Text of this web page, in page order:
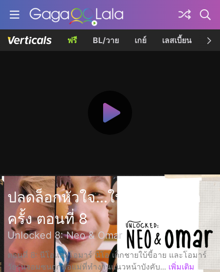
ฟรี BL/วาย เกย์ เลสเบี้ยน เค
ปลดล็อกหัวใจ...ให้รักใครได้อีก
ครั้ง ตอนที่ 8
Unlocked 8: Neo & Omar
ตอนที่ 8: นีโอและโอมาร์ นีโอ เด็กชายใบ้ขี้อาย และโอมาร์
วัยรุ่นจอมซนถูกพ่อแม่ที่ทำงานแนวหน้าบังคับ... เพิ่มเติม